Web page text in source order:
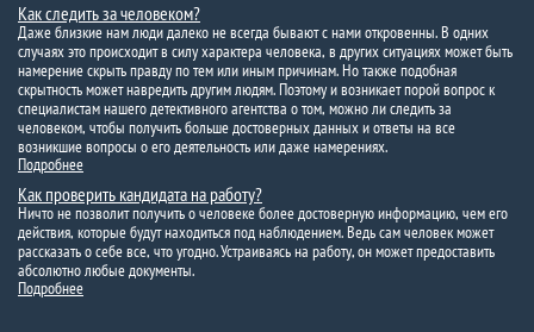
Как следить за человеком?
Даже близкие нам люди далеко не всегда бывают с нами откровенны. В одних
случаях это происходит в силу характера человека, в других ситуациях может быть
намерение скрыть правду по тем или иным причинам. Но также подобная
скрытность может навредить другим людям. Поэтому и возникает порой вопрос к
специалистам нашего детективного агентства о том, можно ли следить за
человеком, чтобы получить больше достоверных данных и ответы на все
возникшие вопросы о его деятельность или даже намерениях.
Подробнее
Как проверить кандидата на работу?
Ничто не позволит получить о человеке более достоверную информацию, чем его
действия, которые будут находиться под наблюдением. Ведь сам человек может
рассказать о себе все, что угодно. Устраиваясь на работу, он может предоставить
абсолютно любые документы.
Подробнее